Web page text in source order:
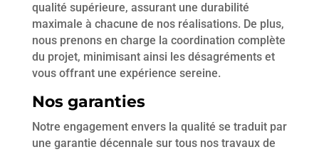
qualité supérieure, assurant une durabilité
maximale à chacune de nos réalisations. De plus,
nous prenons en charge la coordination complète
du projet, minimisant ainsi les désagréments et
vous offrant une expérience sereine.
Nos garanties
Notre engagement envers la qualité se traduit par
une garantie décennale sur tous nos travaux de